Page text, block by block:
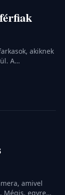
akiknek
A
amivel
Mégis, egyre